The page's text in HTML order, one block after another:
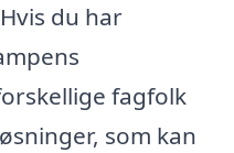
Hvis du har
fagfolk
som kan